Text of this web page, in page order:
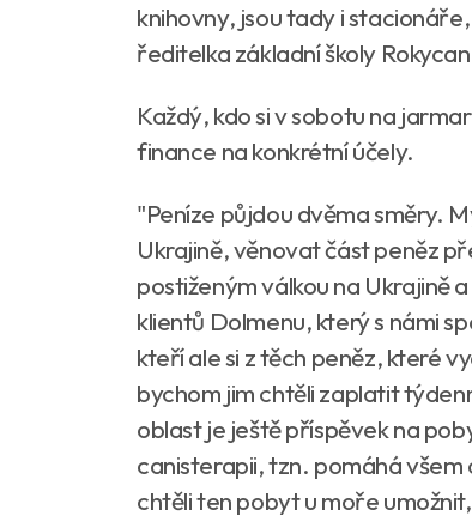
knihovny, jsou tady i
ředitelka základní školy
Každý, kdo si v sobotu na
finance na konkrétní účely.
"Peníze půjdou dvěma směry.
Ukrajině, věnovat část peněz
postiženým válkou na Ukrajině
klientů Dolmenu, který s námi
kteří ale si z těch peněz, které
bychom jim chtěli zaplatit
oblast je ještě příspěvek na
canisterapii, tzn. pomáhá všem
chtěli ten pobyt u moře